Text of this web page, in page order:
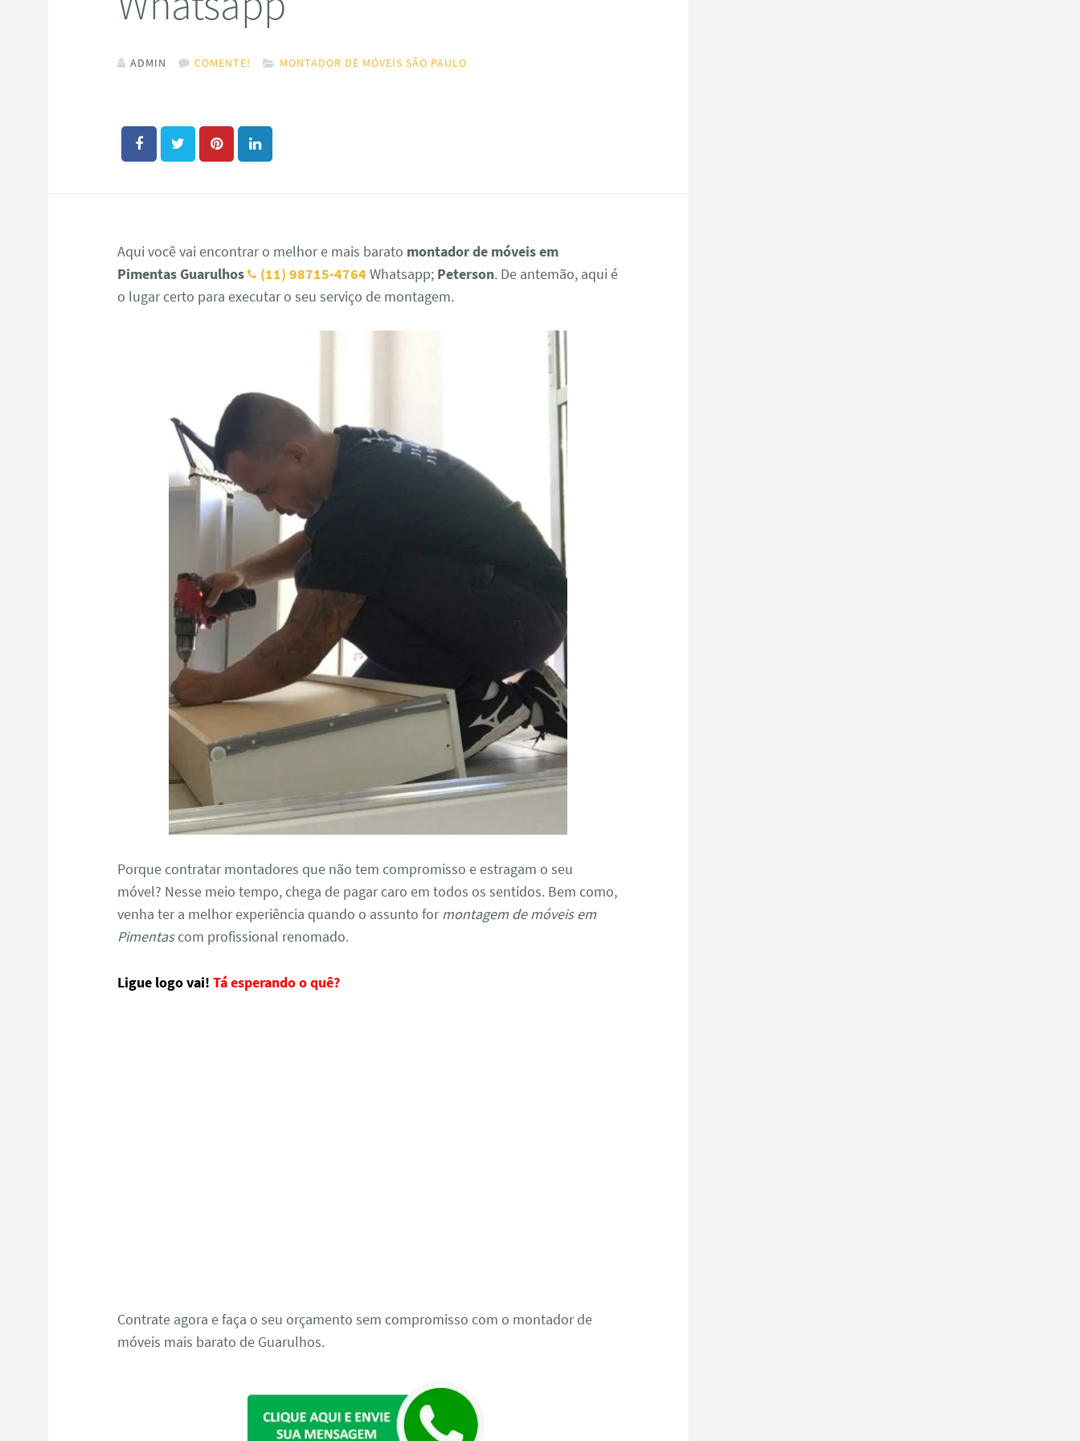
ADMIN COMENTE! MONTADOR DE MÓVEIS SÃO PAULO
Aqui você vai encontrar o melhor e mais barato montador de móveis em
Pimentas Guarulhos
(11) 98715-4764 Whatsapp; Peterson. De antemão, aqui é
o lugar certo para executar o seu serviço de montagem.
Porque contratar montadores que não tem compromisso e estragam o seu
móvel? Nesse meio tempo, chega de pagar caro em todos os sentidos. Bem como,
venha ter a melhor experiência quando o assunto formontagem de móveis em
Pimentascom profissional renomado.
Ligue logo vai!Tá esperando o quê?
Contrate agora e faça o seu orçamento sem compromisso com o montador de
móveis mais barato de Guarulhos.